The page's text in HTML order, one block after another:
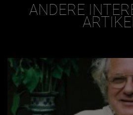
ANDERE
ARTIKEL